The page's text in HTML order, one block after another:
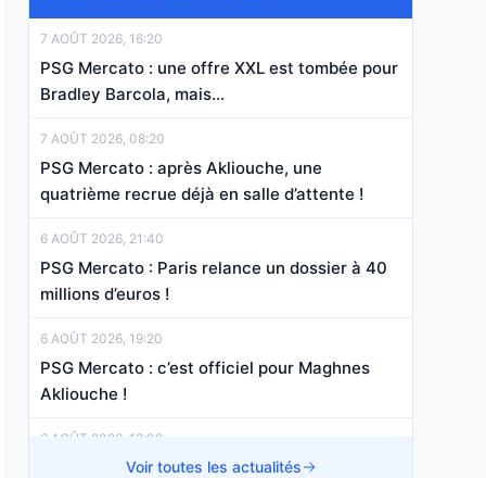
7 AOÛT 2026, 16:20
PSG Mercato : une offre XXL est tombée pour
Bradley Barcola, mais…
7 AOÛT 2026, 08:20
PSG Mercato : après Akliouche, une
quatrième recrue déjà en salle d’attente !
6 AOÛT 2026, 21:40
PSG Mercato : Paris relance un dossier à 40
millions d’euros !
6 AOÛT 2026, 19:20
PSG Mercato : c’est officiel pour Maghnes
Akliouche !
6 AOÛT 2026, 18:00
PSG Mercato : Luis Enrique a validé un
Voir toutes les actualités